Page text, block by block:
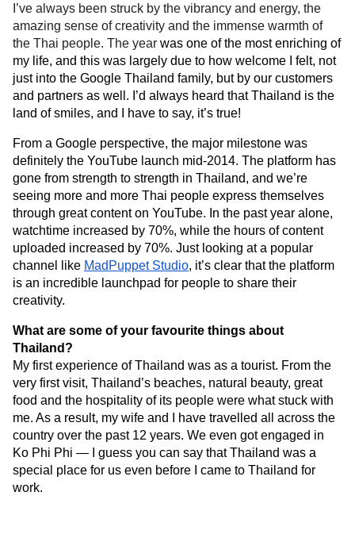
I’ve always been struck by the vibrancy and energy, the
amazing sense of creativity and the immense warmth of
the Thai people. The year was one of the most enriching of
my life, and this was largely due to how welcome I felt, not
just into the Google Thailand family, but by our customers
and partners as well. I’d always heard that Thailand is the
land of smiles, and I have to say, it’s true!
From a Google perspective, the major milestone was
definitely the YouTube launch mid-2014. The platform has
gone from strength to strength in Thailand, and we’re
seeing more and more Thai people express themselves
through great content on YouTube. In the past year alone,
watchtime increased by 70%, while the hours of content
uploaded increased by 70%. Just looking at a popular
channel like MadPuppet Studio, it’s clear that the platform
is an incredible launchpad for people to share their
creativity.
What are some of your favourite things about
Thailand?
My first experience of Thailand was as a tourist. From the
very first visit, Thailand’s beaches, natural beauty, great
food and the hospitality of its people were what stuck with
me. As a result, my wife and I have travelled all across the
country over the past 12 years. We even got engaged in
Ko Phi Phi — I guess you can say that Thailand was a
special place for us even before I came to Thailand for
work.